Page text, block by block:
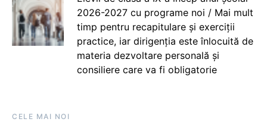
2026-2027 cu programe noi / Mai mult
timp pentru recapitulare și exerciții
practice, iar dirigenția este înlocuită de
materia dezvoltare personală și
consiliere care va fi obligatorie
CELE MAI NOI